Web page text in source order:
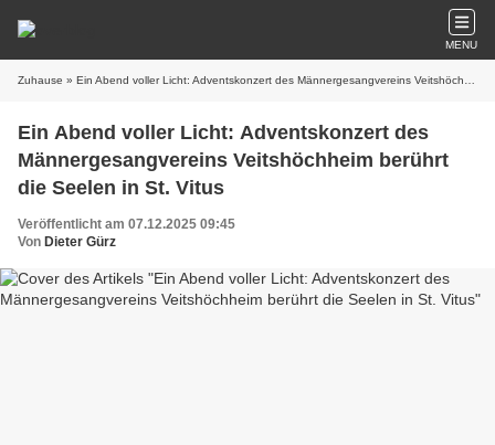
MENU
Zuhause » Ein Abend voller Licht: Adventskonzert des Männergesangvereins Veitshöchheim berührt die Seelen in St. Vitus
Ein Abend voller Licht: Adventskonzert des
Männergesangvereins Veitshöchheim berührt
die Seelen in St. Vitus
Veröffentlicht am 07.12.2025 09:45
Von Dieter Gürz